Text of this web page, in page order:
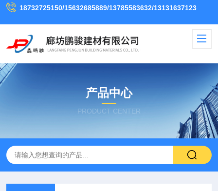
18732725150/15632685889/13785583632/13131637123
产品中心
PRODUCT CENTER